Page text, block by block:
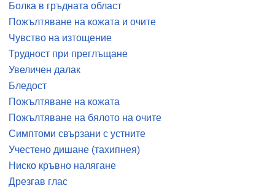
Болка в гръдната област
Пожълтяване на кожата и очите
Чувство на изтощение
Трудност при преглъщане
Увеличен далак
Бледост
Пожълтяване на кожата
Пожълтяване на бялото на очите
Симптоми свързани с устните
Учестено дишане (тахипнея)
Ниско кръвно налягане
Дрезгав глас